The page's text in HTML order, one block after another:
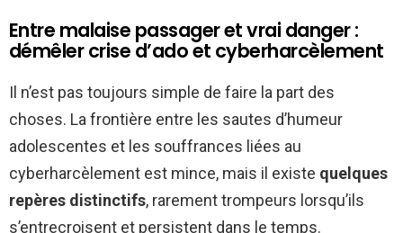
Entre malaise passager et vrai danger :
démêler crise d’ado et cyberharcèlement
Il n’est pas toujours simple de faire la part des
choses. La frontière entre les sautes d’humeur
adolescentes et les souffrances liées au
cyberharcèlement est mince, mais il existe quelques
repères distinctifs, rarement trompeurs lorsqu’ils
s’entrecroisent et persistent dans le temps.